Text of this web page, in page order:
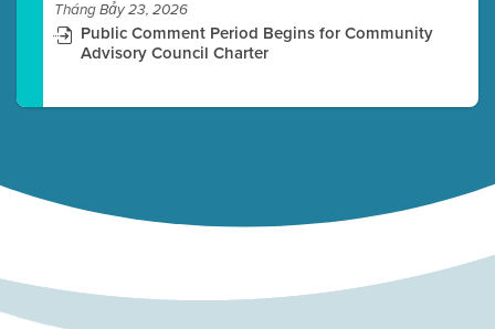
Tháng Bảy 23, 2026
Public Comment Period Begins for Community
Advisory Council Charter